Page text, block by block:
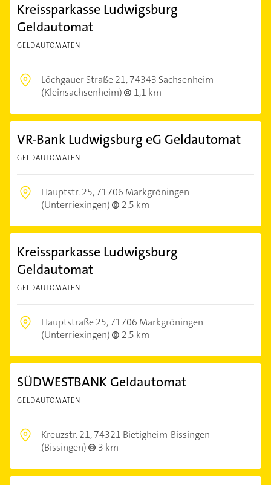
Kreissparkasse Ludwigsburg
Geldautomat
GELDAUTOMATEN
Löchgauer Straße 21,74343 Sachsenheim
(Kleinsachsenheim)
1,1 km
VR-Bank Ludwigsburg eG Geldautomat
GELDAUTOMATEN
Hauptstr. 25,71706 Markgröningen
(Unterriexingen)
2,5 km
Kreissparkasse Ludwigsburg
Geldautomat
GELDAUTOMATEN
Hauptstraße 25,71706 Markgröningen
(Unterriexingen)
2,5 km
SÜDWESTBANK Geldautomat
GELDAUTOMATEN
Kreuzstr. 21,74321 Bietigheim-Bissingen
(Bissingen)
3 km